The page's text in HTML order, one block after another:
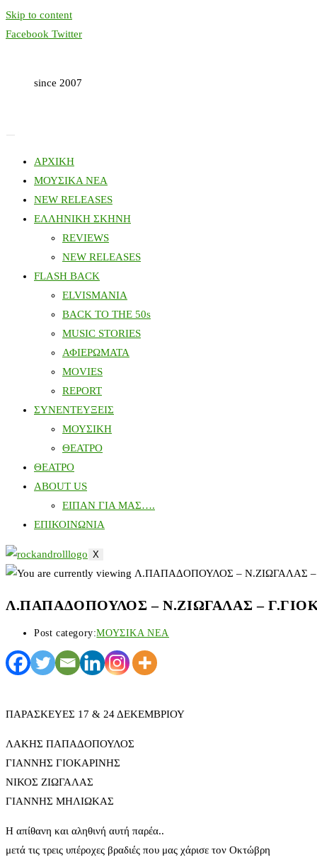
Skip to content
Facebook Twitter
since 2007
ΑΡΧΙΚΗ
ΜΟΥΣΙΚΑ ΝΕΑ
NEW RELEASES
ΕΛΛΗΝΙΚΗ ΣΚΗΝΗ
REVIEWS
NEW RELEASES
FLASH BACK
ELVISMANIA
BACK TO THE 50s
MUSIC STORIES
ΑΦΙΕΡΩΜΑΤΑ
MOVIES
REPORT
ΣΥΝΕΝΤΕΥΞΕΙΣ
ΜΟΥΣΙΚΗ
ΘΕΑΤΡΟ
ΘΕΑΤΡΟ
ABOUT US
ΕΙΠΑΝ ΓΙΑ ΜΑΣ….
ΕΠΙΚΟΙΝΩΝΙΑ
X
Λ.ΠΑΠΑΔΟΠΟΥΛΟΣ – Ν.ΖΙΩΓΑΛΑΣ –
Post category:ΜΟΥΣΙΚΑ ΝΕΑ
ΠΑΡΑΣΚΕΥΕΣ 17 & 24 ΔΕΚΕΜΒΡΙΟΥ
ΛΑΚΗΣ ΠΑΠΑΔΟΠΟΥΛΟΣ
ΓΙΑΝΝΗΣ ΓΙΟΚΑΡΙΝΗΣ
ΝΙΚΟΣ ΖΙΩΓΑΛΑΣ
ΓΙΑΝΝΗΣ ΜΗΛΙΩΚΑΣ
H απίθανη και αληθινή αυτή παρέα..
μετά τις τρεις υπέροχες βραδιές που μας χάρισε τον Οκτώβρη